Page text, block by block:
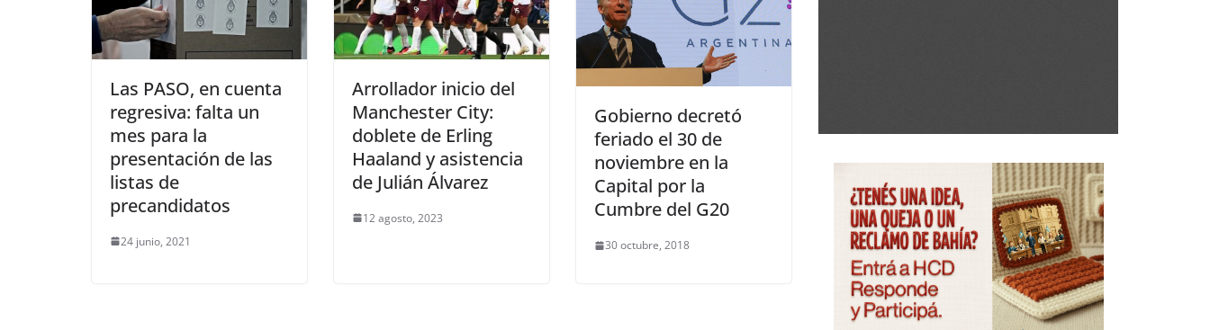
Las PASO, en cuenta
regresiva: falta un
mes para la
presentación de las
listas de
precandidatos
24 junio, 2021
Arrollador inicio del
Manchester City:
doblete de Erling
Haaland y asistencia
de Julián Álvarez
12 agosto, 2023
Gobierno decretó
feriado el 30 de
noviembre en la
Capital por la
Cumbre del G20
30 octubre, 2018